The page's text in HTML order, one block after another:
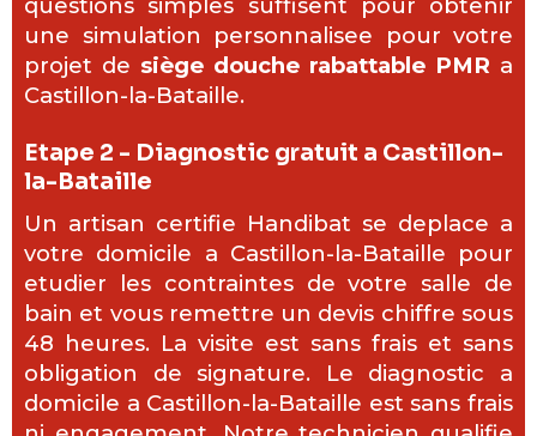
une simulation personnalisee pour votre
projet de siège douche rabattable PMR a
Castillon-la-Bataille.
Etape 2 - Diagnostic gratuit a Castillon-
la-Bataille
Un artisan certifie Handibat se deplace a
votre domicile a Castillon-la-Bataille pour
etudier les contraintes de votre salle de
bain et vous remettre un devis chiffre sous
48 heures. La visite est sans frais et sans
obligation de signature. Le diagnostic a
domicile a Castillon-la-Bataille est sans frais